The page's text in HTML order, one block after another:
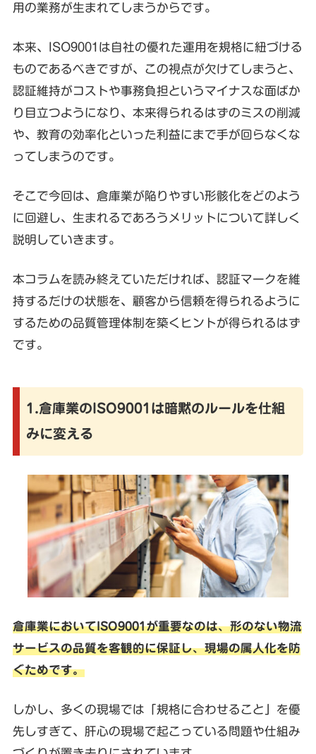
用の業務が生まれてしまうからです。
本来、ISO9001は自社の優れた運用を規格に紐づける
ものであるべきですが、この視点が欠けてしまうと、
認証維持がコストや事務負担というマイナスな面ばか
り目立つようになり、本来得られるはずのミスの削減
や、教育の効率化といった利益にまで手が回らなくな
ってしまうのです。
そこで今回は、倉庫業が陥りやすい形骸化をどのよう
に回避し、生まれるであろうメリットについて詳しく
説明していきます。
本コラムを読み終えていただければ、認証マークを維
持するだけの状態を、顧客から信頼を得られるように
するための品質管理体制を築くヒントが得られるはず
です。
1.倉庫業のISO9001は暗黙のルールを仕組
みに変える
倉庫業においてISO9001が重要なのは、形のない物流
サービスの品質を客観的に保証し、現場の属人化を防
ぐためです。
しかし、多くの現場では「規格に合わせること」を優
先しすぎて、肝心の現場で起こっている問題や仕組み